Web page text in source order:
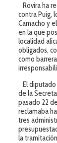
Rovira ha
contra Puig,
Camacho y
en la que
localidad
obligados,
como
El
de la
pasado 22
reclamaba
tres
la